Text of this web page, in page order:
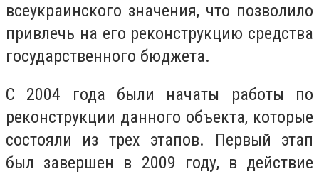
всеукраинского значения, что позволило
привлечь на его реконструкцию средства
государственного бюджета.
С 2004 года были начаты работы по
реконструкции данного объекта, которые
состояли из трех этапов. Первый этап
был завершен в 2009 году, в действие